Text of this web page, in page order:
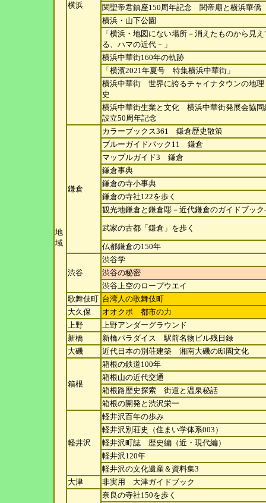
地
域
横浜
関聖帝君鎮座150周年記念 関帝廟と横浜華僑
横浜・山下公園
「横浜・地図にない場所－消えたものから見
る、 ハマの近代－」
横浜中華街160年の軌跡
「横濱2021年夏号 特集横浜中華街」
横浜中華街 世界に誇るチャイナタウンの地理
史
横浜中華街生業と文化 横浜中華街発展会協同
設立50周年記念
鎌倉
カラーブックス361 鎌倉歴史散策
ブルーガイドパック11 鎌倉
マップルガイド3 鎌倉
鎌倉事典
鎌倉の寺小事典
鎌倉の寺社122を歩く
観光地鎌倉と鎌倉彫－近代鎌倉のガイドブッ
武家の古都「鎌倉」を歩く
仏都鎌倉の150年
渋谷
渋谷学
渋谷の秘密
渋谷上空のロープウエイ
歌舞伎町 台湾人の歌舞伎町
大久保
オオクボ 都市の力
上野
上野アンダーグラウンド
新橋
新橋パラダイス 駅前名物ビル残日録
大磯
近代日本の別荘建築 湘南大磯の邸園文化
箱根
箱根の鉄道100年
箱根山の近代交通
箱根路歴史探索 街道と温泉秘話
箱根の開発と渋沢栄一
軽井沢
軽井沢百年の歩み
軽井沢別荘史（住まい学体系003）
軽井沢町誌 歴史編（近・現代編）
軽井沢120年
軽井沢の文化遺産＆資料集3
大津
非実用 大津ガイドブック
奈良の寺社150を歩く